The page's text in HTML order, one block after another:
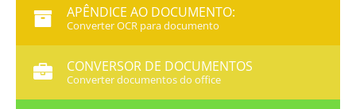
APÊNDICE AO DOCUMENTO:
Converter OCR para documento
CONVERSOR DE DOCUMENTOS
Converter documentos do office